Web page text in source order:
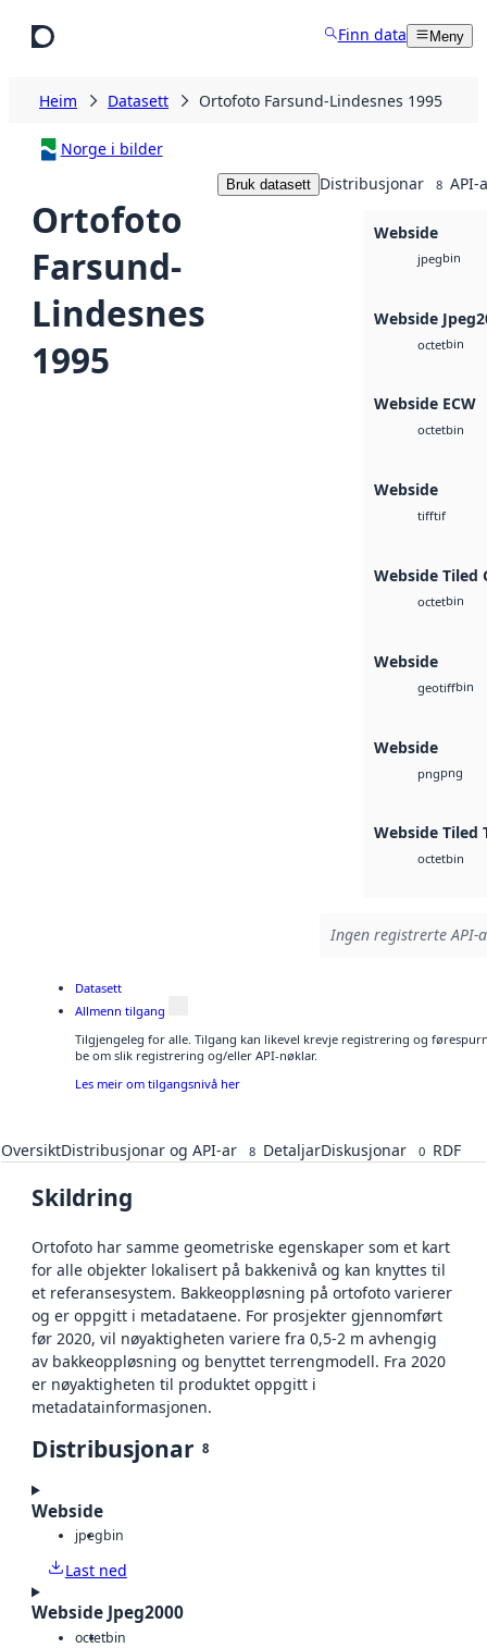
Finn data Meny
Heim Datasett Ortofoto Farsund-Lindesnes 1995
Norge i bilder
Ortofoto
Farsund-
Lindesnes
1995
Bruk datasett Distribusjonar 8 API-
Webside
jpegbin
Webside
octetbin
Webside ECW
octetbin
Webside
tifftif
Webside Tiled
octetbin
Webside
geotiffbin
Webside
pngpng
Webside Tiled
octetbin
Ingen registrerte
Datasett
Allmenn tilgang
Tilgjengeleg for alle. Tilgang kan likevel krevje registrering og
be om slik registrering og/eller API-nøklar.
Les meir om tilgangsnivå her
OversiktDistribusjonar og API-ar 8 DetaljarDiskusjonar 0 RDF
Skildring
Ortofoto har samme geometriske egenskaper som et kart
for alle objekter lokalisert på bakkenivå og kan knyttes til
et referansesystem. Bakkeoppløsning på ortofoto varierer
og er oppgitt i metadataene. For prosjekter gjennomført
før 2020, vil nøyaktigheten variere fra 0,5-2 m avhengig
av bakkeoppløsning og benyttet terrengmodell. Fra 2020
er nøyaktigheten til produktet oppgitt i
metadatainformasjonen.
Distribusjonar 8
Webside
jpegbin
Last ned
Webside Jpeg2000
octetbin